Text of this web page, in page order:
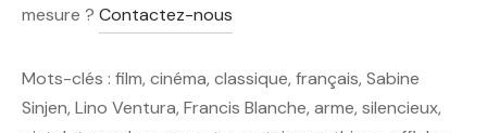
mesure ? Contactez-nous
Mots-clés : film, cinéma, classique, français, Sabine
Sinjen, Lino Ventura, Francis Blanche, arme, silencieux,